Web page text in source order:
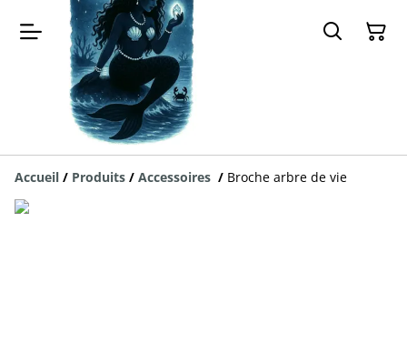
Accueil / Produits / Accessoires / Broche arbre de vie